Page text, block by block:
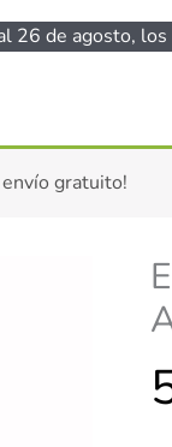
26 de agosto,
gratuito!
-